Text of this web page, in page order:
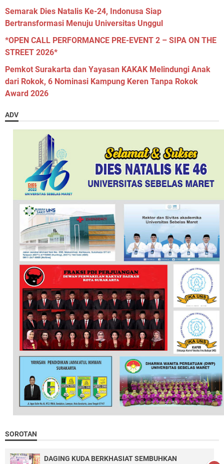
Semarak Dies Natalis Ke-24, Indonusa Siap
Bertransformasi Menuju Universitas Unggul
*OPEN CALL PERFORMANCE PRE-EVENT 2 – SIPA ON THE
STREET 2026*
Pemkot Surakarta dan Yayasan KAKAK Melindungi Anak
dari Rokok, 6 Nominasi Kampung Keren Tanpa Rokok
Award 2026
ADV
SOROTAN
DAGING KUDA BERKHASIAT SEMBUHKAN